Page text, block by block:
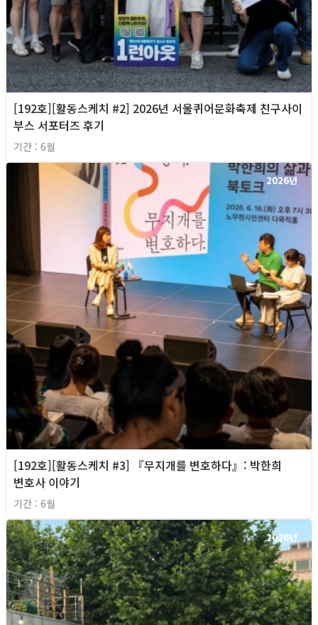
[192호][활동스케치 #2] 2026년 서울퀴어문화축제 친구사이
부스 서포터즈 후기
기간 : 6월
2026년
[192호][활동스케치 #3] 『무지개를 변호하다』: 박한희
변호사 이야기
기간 : 6월
2026년